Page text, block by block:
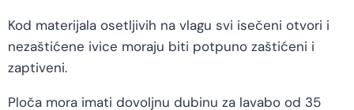
Kod materijala osetljivih na vlagu svi isečeni otvori i
nezaštićene ivice moraju biti potpuno zaštićeni i
zaptiveni.
Ploča mora imati dovoljnu dubinu za lavabo od 35